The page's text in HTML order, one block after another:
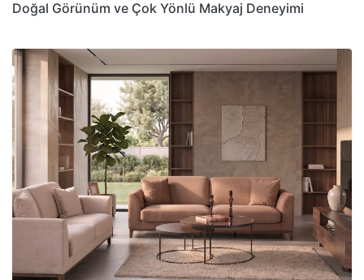
Doğal Görünüm ve Çok Yönlü Makyaj Deneyimi